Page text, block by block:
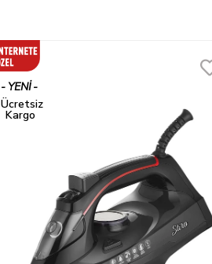
YENI
ÜRÜN
Ücretsiz
Kargo